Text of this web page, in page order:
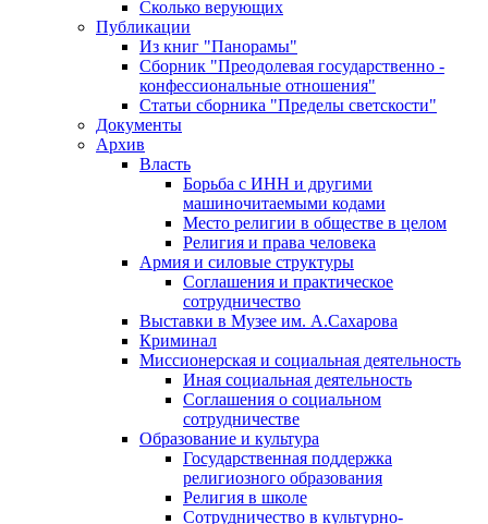
Сколько верующих
Публикации
Из книг "Панорамы"
Сборник "Преодолевая государственно -
конфессиональные отношения"
Статьи сборника "Пределы светскости"
Документы
Архив
Власть
Борьба с ИНН и другими
машиночитаемыми кодами
Место религии в обществе в целом
Религия и права человека
Армия и силовые структуры
Соглашения и практическое
сотрудничество
Выставки в Музее им. А.Сахарова
Криминал
Миссионерская и социальная деятельность
Иная социальная деятельность
Соглашения о социальном
сотрудничестве
Образование и культура
Государственная поддержка
религиозного образования
Религия в школе
Сотрудничество в культурно-